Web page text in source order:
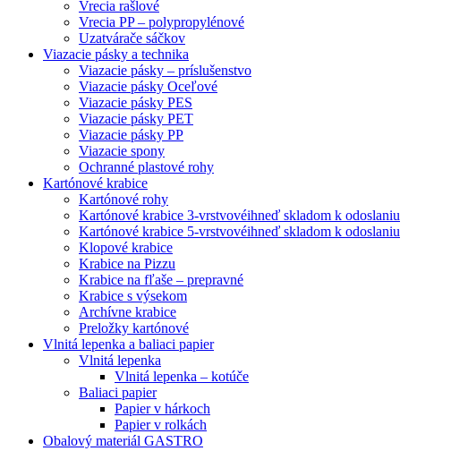
Vrecia rašlové
Vrecia PP – polypropylénové
Uzatvárače sáčkov
Viazacie pásky a technika
Viazacie pásky – príslušenstvo
Viazacie pásky Oceľové
Viazacie pásky PES
Viazacie pásky PET
Viazacie pásky PP
Viazacie spony
Ochranné plastové rohy
Kartónové krabice
Kartónové rohy
Kartónové krabice 3-vrstvovéihneď skladom k odoslaniu
Kartónové krabice 5-vrstvovéihneď skladom k odoslaniu
Klopové krabice
Krabice na Pizzu
Krabice na fľaše – prepravné
Krabice s výsekom
Archívne krabice
Preložky kartónové
Vlnitá lepenka a baliaci papier
Vlnitá lepenka
Vlnitá lepenka – kotúče
Baliaci papier
Papier v hárkoch
Papier v rolkách
Obalový materiál GASTRO